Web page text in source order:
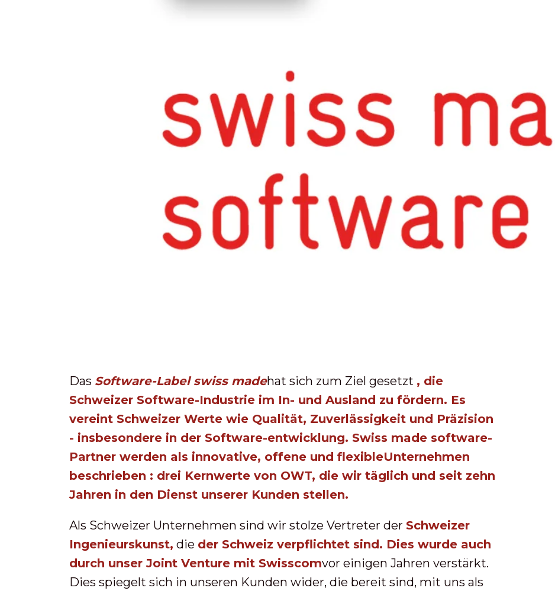
Das Software-Label swiss madehat sich zum Ziel gesetzt , die
Schweizer Software-Industrie im In- und Ausland zu fördern. Es
vereint Schweizer Werte wie Qualität, Zuverlässigkeit und Präzision
- insbesondere in der Software-entwicklung. Swiss made software-
Partner werden als innovative, offene und flexibleUnternehmen
beschrieben : drei Kernwerte von OWT, die wir täglich und seit zehn
Jahren in den Dienst unserer Kunden stellen.
Als Schweizer Unternehmen sind wir stolze Vertreter der Schweizer
Ingenieurskunst, die der Schweiz verpflichtet sind. Dies wurde auch
durch unserJoint Venture mit Swisscomvor einigen Jahren verstärkt.
Dies spiegelt sich in unseren Kunden wider, die bereit sind, mit uns als